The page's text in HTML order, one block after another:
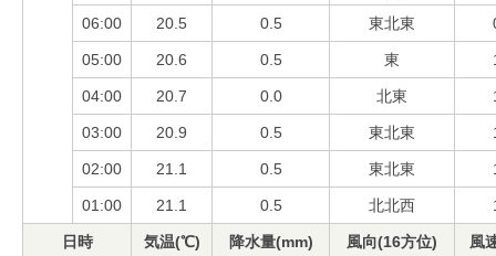
06:00 20.5 0.5 東北東
05:00 20.6 0.5 東
04:00 20.7 0.0 北東
03:00 20.9 0.5 東北東
02:00 21.1 0.5 東北東
01:00 21.1 0.5 北北西
日時 気温(℃) 降水量(mm) 風向(16方位) 風